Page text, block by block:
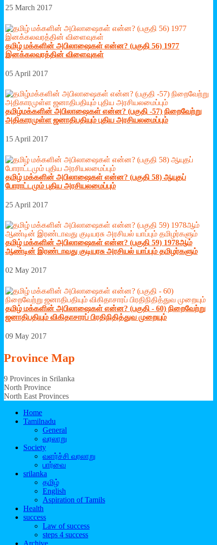
25 March 2017
தமிழ் மக்களின் அபிலாஷைகள் என்ன? (பகுதி 56) 1977
இனக்கலவரத்தின் விளைவுகள்
05 April 2017
தமிழ்மக்களின் அபிலாஷைகள் என்ன? (பகுதி -57) நிறைவேற்று
அதிகாரமுள்ள ஜனாதிபதியும் புதிய அரசியலமைப்பும்
15 April 2017
தமிழ் மக்களின் அபிலாஷைகள் என்ன? (பகுதி 58) ஆயுதப்
போராட்டமும் புதிய அரசியலமைப்பும்
25 April 2017
தமிழ் மக்களின் அபிலாஷைகள் என்ன? (பகுதி 59) 1978ஆம்
ஆண்டின் இரண்டாவது குடியரசு அரசியல் யாப்பும் தமிழர்களும்
02 May 2017
தமிழ் மக்களின் அபிலாஷைகள் என்ன? (பகுதி - 60) நிறைவேற்று
ஜனாதிபதியும் விகிதாசாரப் பிரதிநிதித்துவ முறையும்
09 May 2017
Province Map
9 Provinces in Srilanka
North Province
North East Provinces
Home
Tamilnadu
General
வரலாறு
Society
வளர்ச்சி வரலாறு
பார்வை
srilanka
தமிழ்
English
Aspiration of Tamils
Health
success
Law of success
steps 4 success
Archive